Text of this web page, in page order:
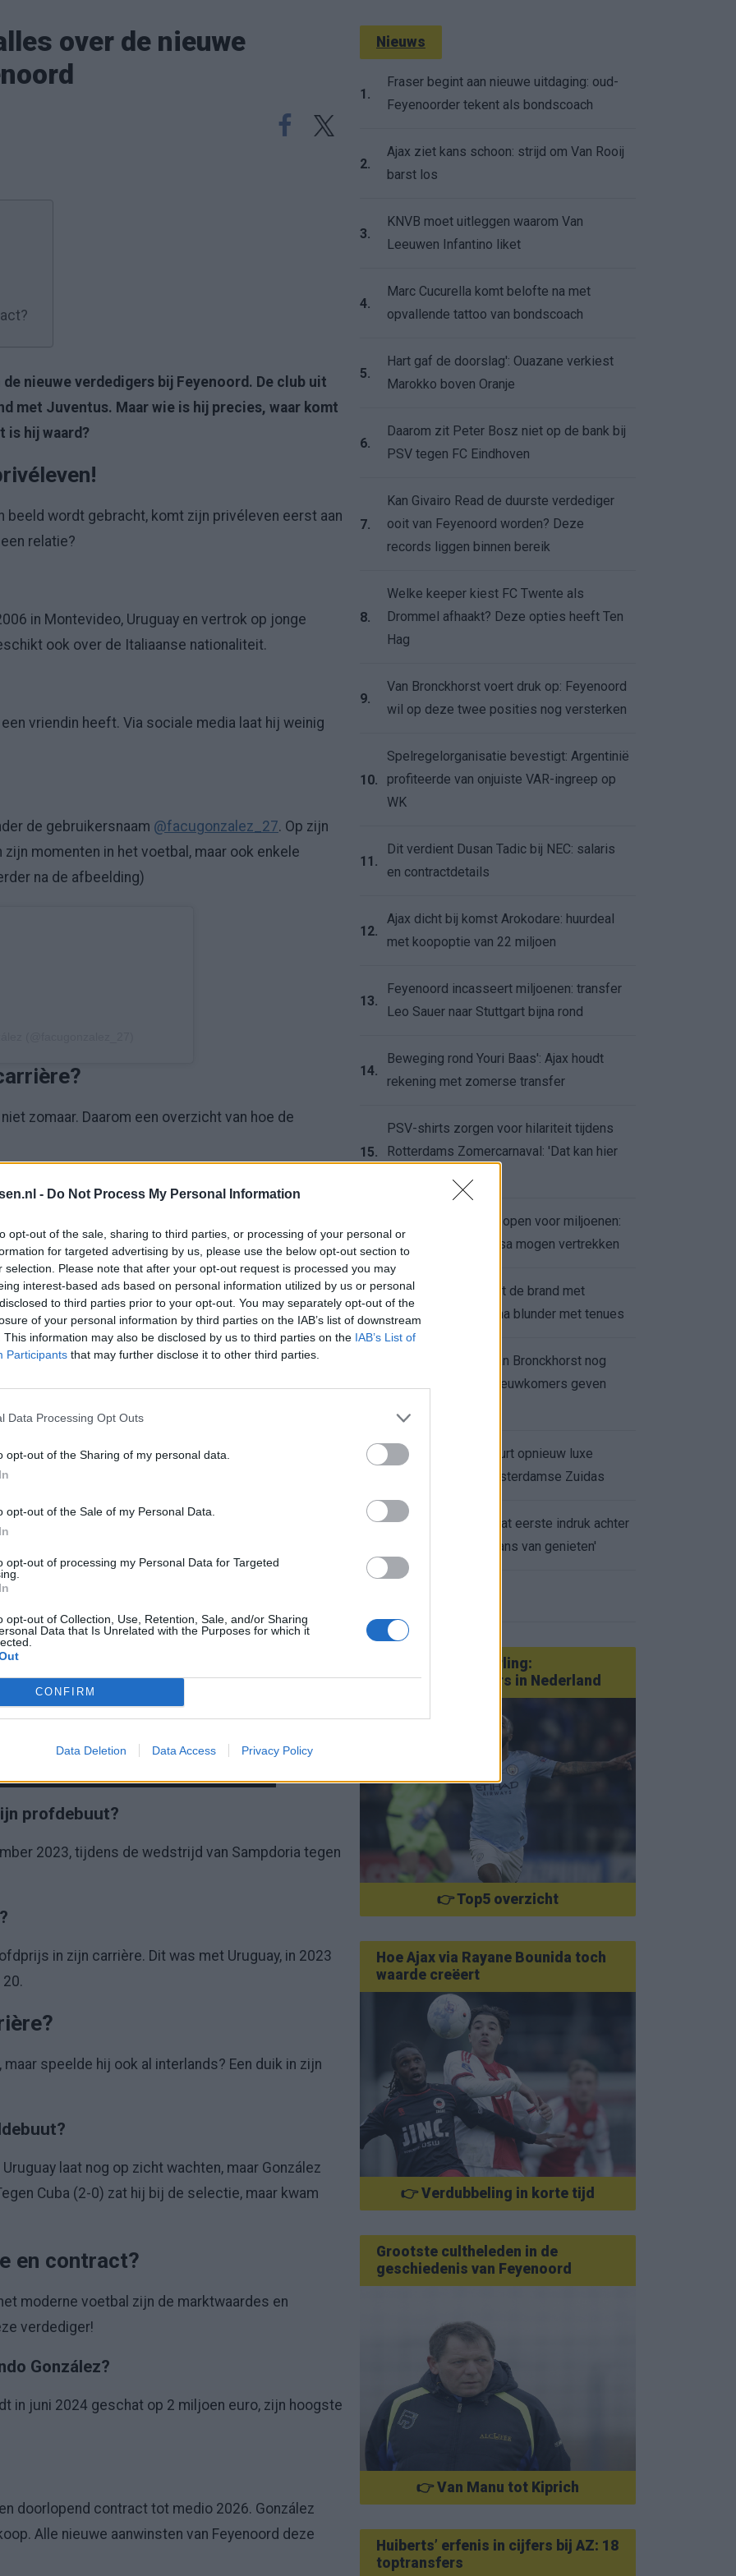
- Do Not Process My Personal Information
opt-out of the sale, sharing to third parties, or processing of your personal or
for targeted advertising by us, please use the below opt-out section to
selection. Please note that after your opt-out request is processed you may
interest-based ads based on personal information utilized by us or personal
to third parties prior to your opt-out. You may separately opt-out of the
of your personal information by third parties on the IAB’s list of downstream
This information may also be disclosed by us to third parties on the IAB’s List of
Participants that may further disclose it to other third parties.
Data Processing Opt Outs
opt-out of the Sharing of my personal data.
opt-out of the Sale of my Personal Data.
opt-out of processing my Personal Data for Targeted
opt-out of Collection, Use, Retention, Sale, and/or Sharing
Data that Is Unrelated with the Purposes for which it
CONFIRM
Data Deletion Data Access Privacy Policy
over de nieuwe
nieuwe verdedigers bij Feyenoord. De club uit
met Juventus. Maar wie is hij precies, waar komt
is hij waard?
beeld wordt gebracht, komt zijn privéleven eerst aan
relatie?
in Montevideo, Uruguay en vertrok op jonge
ook over de Italiaanse nationaliteit.
vriendin heeft. Via sociale media laat hij weinig
de gebruikersnaam @facugonzalez_27. Op zijn
momenten in het voetbal, maar ook enkele
na de afbeelding)
zomaar. Daarom een overzicht van hoe de
1,93 meter lang en linksbenig. Bij Feyenoord
25 rugnummer 15.
van Vista Alegre, Espanyol en Valencia. Zijn
clubs:
en verhuurde hem vervolgens voor één
profdebuut?
2023, tijdens de wedstrijd van Sampdoria tegen
in zijn carrière. Dit was met Uruguay, in 2023
speelde hij ook al interlands? Een duik in zijn
laat nog op zicht wachten, maar González
Cuba (2-0) zat hij bij de selectie, maar kwam
en contract?
moderne voetbal zijn de marktwaardes en
verdediger!
González?
in juni 2024 geschat op 2 miljoen euro, zijn hoogste
doorlopend contract tot medio 2026. González
Alle nieuwe aanwinsten van Feyenoord deze
Nieuws
1.
Fraser begint aan nieuwe uitdaging: oud-
Feyenoorder tekent als bondscoach
2.
Ajax ziet kans schoon: strijd om Van Rooij
barst los
3.
KNVB moet uitleggen waarom Van
Leeuwen Infantino liket
4.
Marc Cucurella komt belofte na met
opvallende tattoo van bondscoach
5.
Hart gaf de doorslag': Ouazane verkiest
Marokko boven Oranje
6.
Daarom zit Peter Bosz niet op de bank bij
PSV tegen FC Eindhoven
7.
Kan Givairo Read de duurste verdediger
ooit van Feyenoord worden? Deze
records liggen binnen bereik
8.
Welke keeper kiest FC Twente als
Drommel afhaakt? Deze opties heeft Ten
Hag
9.
Van Bronckhorst voert druk op: Feyenoord
wil op deze twee posities nog versterken
10.
Spelregelorganisatie bevestigt: Argentinië
profiteerde van onjuiste VAR-ingreep op
WK
11.
Dit verdient Dusan Tadic bij NEC: salaris
en contractdetails
12.
Ajax dicht bij komst Arokodare: huurdeal
met koopoptie van 22 miljoen
13.
Feyenoord incasseert miljoenen: transfer
Leo Sauer naar Stuttgart bijna rond
14.
Beweging rond Youri Baas': Ajax houdt
rekening met zomerse transfer
15.
PSV-shirts zorgen voor hilariteit tijdens
Rotterdams Zomercarnaval: 'Dat kan hier
16.
Feyenoord zet deur open voor miljoenen:
Ueda en Hadj Moussa mogen vertrekken
17.
Ajax helpt Burnley uit de brand met
afgeknipte sokken na blunder met tenues
Feyenoord onder Van Bronckhorst nog
altijd ongeslagen: nieuwkomers geven
19.
Hakim Ziyech verhuurt opnieuw luxe
appartement op Amsterdamse Zuidas
Marcos Leonardo laat eerste indruk achter
bij Ajax: 'Hier gaan fans van genieten'
Van Götze tot Sterling:
statementtransfers in Nederland
👉 Top5 overzicht
Hoe Ajax via Rayane Bounida toch
waarde creëert
👉 Verdubbeling in korte tijd
Grootste cultheleden in de
geschiedenis van Feyenoord
👉 Van Manu tot Kiprich
Huiberts’ erfenis in cijfers bij AZ: 18
toptransfers